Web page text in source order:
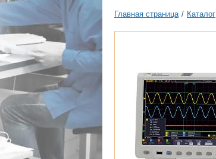
Главная страница / Каталог